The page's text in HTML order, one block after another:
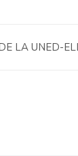
LA UNED-